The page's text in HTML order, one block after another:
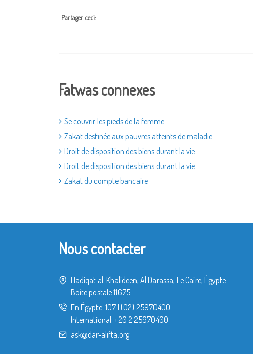
Partager ceci:
Fatwas connexes
Se couvrir les pieds de la femme
Zakat destinée aux pauvres atteints de maladie
Droit de disposition des biens durant la vie
Droit de disposition des biens durant la vie
Zakat du compte bancaire
Nous contacter
Hadiqat al-Khalideen, Al Darassa, Le Caire, Égypte
Boîte postale 11675
En Égypte: 107 (02) 25970400
International: +20 2 25970400
ask@dar-alifta.org